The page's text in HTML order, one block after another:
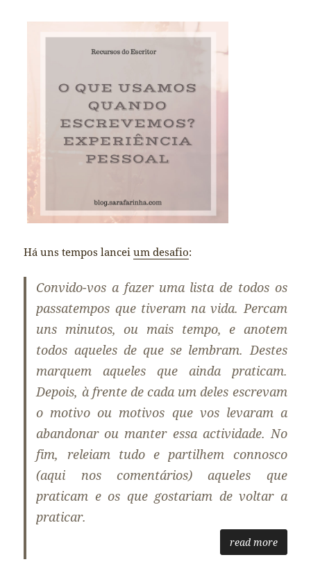
Há uns tempos lanceium desafio:
Convido-vos a fazer uma lista de todos os
passatempos que tiveram na vida. Percam
uns minutos, ou mais tempo, e anotem
todos aqueles de que se lembram. Destes
marquem aqueles que ainda praticam.
Depois, à frente de cada um deles escrevam
o motivo ou motivos que vos levaram a
abandonar ou manter essa actividade. No
fim, releiam tudo e partilhem connosco
(aqui nos comentários) aqueles que
praticam e os que gostariam de voltar a
praticar.
read more